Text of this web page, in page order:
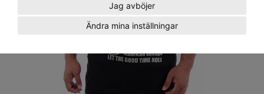
Jag avböjer
Ändra mina inställningar